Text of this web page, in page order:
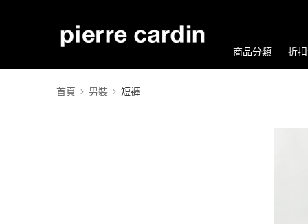
商品分類 折
首頁 男裝 短褲